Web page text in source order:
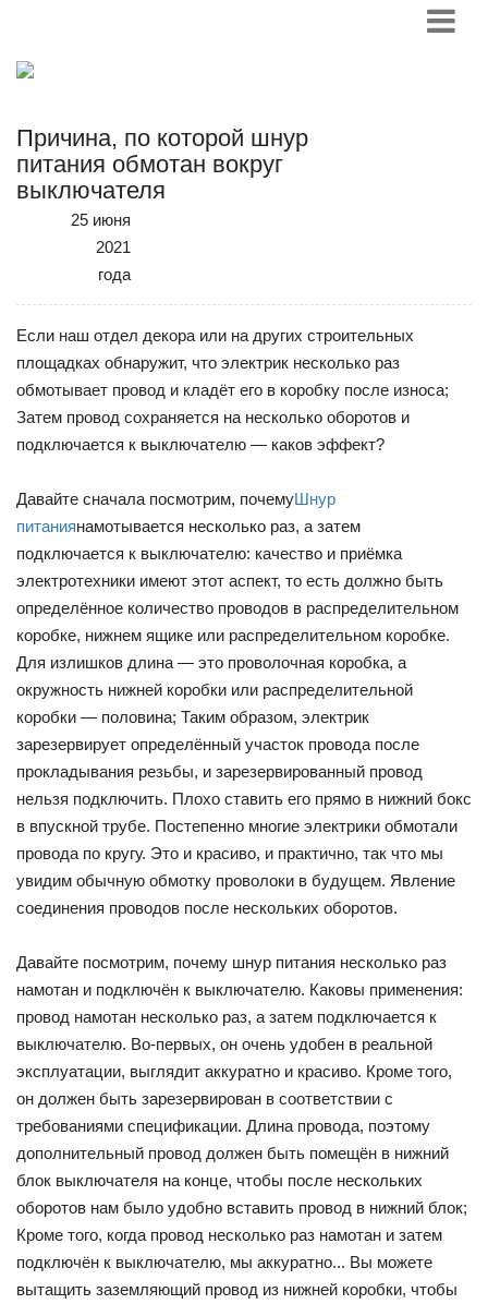
Причина, по которой шнур
питания обмотан вокруг
выключателя
25 июня
2021
года
Если наш отдел декора или на других строительных
площадках обнаружит, что электрик несколько раз
обмотывает провод и кладёт его в коробку после износа;
Затем провод сохраняется на несколько оборотов и
подключается к выключателю — каков эффект?
Давайте сначала посмотрим, почемуШнур
питаниянамотывается несколько раз, а затем
подключается к выключателю: качество и приёмка
электротехники имеют этот аспект, то есть должно быть
определённое количество проводов в распределительном
коробке, нижнем ящике или распределительном коробке.
Для излишков длина — это проволочная коробка, а
окружность нижней коробки или распределительной
коробки — половина; Таким образом, электрик
зарезервирует определённый участок провода после
прокладывания резьбы, и зарезервированный провод
нельзя подключить. Плохо ставить его прямо в нижний бокс
в впускной трубе. Постепенно многие электрики обмотали
провода по кругу. Это и красиво, и практично, так что мы
увидим обычную обмотку проволоки в будущем. Явление
соединения проводов после нескольких оборотов.
Давайте посмотрим, почему шнур питания несколько раз
намотан и подключён к выключателю. Каковы применения:
провод намотан несколько раз, а затем подключается к
выключателю. Во-первых, он очень удобен в реальной
эксплуатации, выглядит аккуратно и красиво. Кроме того,
он должен быть зарезервирован в соответствии с
требованиями спецификации. Длина провода, поэтому
дополнительный провод должен быть помещён в нижний
блок выключателя на конце, чтобы после нескольких
оборотов нам было удобно вставить провод в нижний блок;
Кроме того, когда провод несколько раз намотан и затем
подключён к выключателю, мы аккуратно... Вы можете
вытащить заземляющий провод из нижней коробки, чтобы